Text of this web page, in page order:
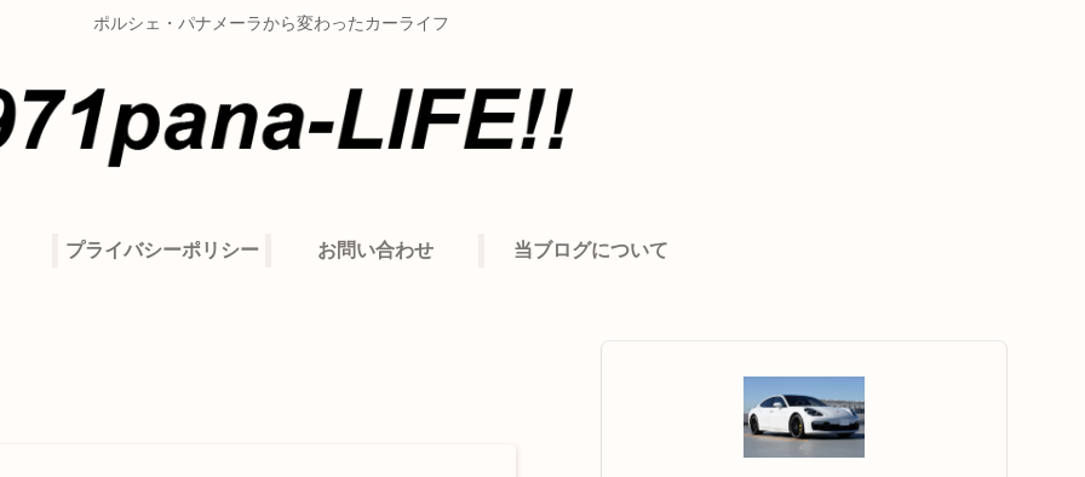
ポルシェ・パナメーラから変わったカーライフ
プライバシーポリシー お問い合わせ 当ブログについて